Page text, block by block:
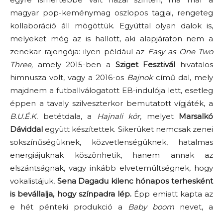
magyar pop-keménymag oszlopos tagjai, rengeteg
kollaboráció áll mögöttük. Egyúttal olyan dalok is,
melyeket még az is hallott, aki alapjáraton nem a
zenekar rajongója: ilyen például az Easy as One Two
Three, amely 2015-ben a Sziget Fesztivál hivatalos
himnusza volt, vagy a 2016-os Bajnokcímű dal, mely
majdnem a futballválogatott EB-indulója lett, esetleg
éppen a tavaly szilveszterkor bemutatott vígjáték, a
B.U.É.K. betétdala, a Hajnali kör, melyet Marsalkó
Dáviddal együtt készítettek. Sikerüket nemcsak zenei
sokszínűségüknek, közvetlenségüknek, hatalmas
energiájuknak köszönhetik, hanem annak az
elszántságnak, vagy inkább elvetemültségnek, hogy
vokalistájuk, Sena Dagadu kilenc hónapos terhesként
is bevállalja, hogy színpadra lép. Épp emiatt kapta az
e hét pénteki produkció a Baby boom nevet, a